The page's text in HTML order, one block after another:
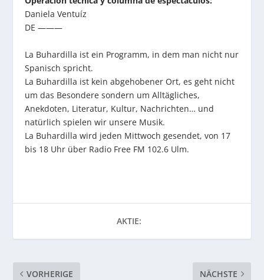
Daniela Ventuíz
DE ———
La Buhardilla ist ein Programm, in dem man nicht nur
Spanisch spricht.
La Buhardilla ist kein abgehobener Ort, es geht nicht
um das Besondere sondern um Alltägliches,
Anekdoten, Literatur, Kultur, Nachrichten… und
natürlich spielen wir unsere Musik.
La Buhardilla wird jeden Mittwoch gesendet, von 17
bis 18 Uhr über Radio Free FM 102.6 Ulm.
AKTIE:
VORHERIGE NÄCHSTE